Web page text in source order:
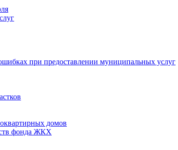
при предоставлении муниципальных услуг
домов
фонда ЖКХ